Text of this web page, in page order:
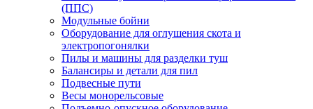
(ППС)
Модульные бойни
Оборудование для оглушения скота и
электропогонялки
Пилы и машины для разделки туш
Балансиры и детали для пил
Подвесные пути
Весы монорельсовые